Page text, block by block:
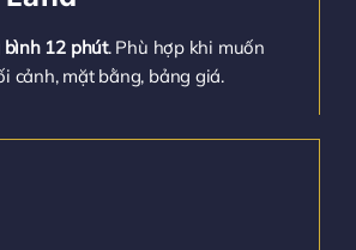
bình 12 phút. Phù hợp khi muốn
cảnh, mặt bằng, bảng giá.